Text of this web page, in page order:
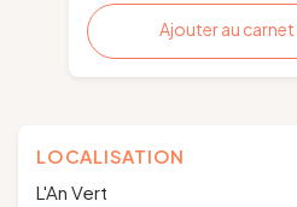
Ajouter au
LOCALISATION
L'An Vert